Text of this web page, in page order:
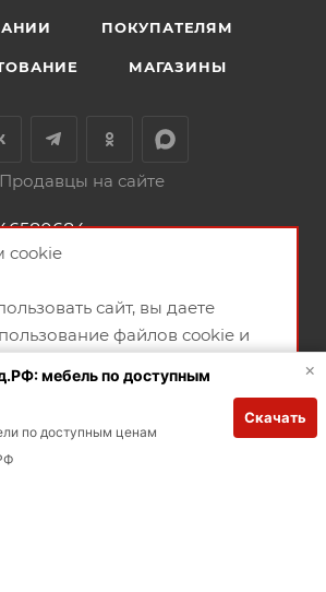
ПОКУПАТЕЛЯМ
МАГАЗИНЫ
Продавцы на сайте
ЗАКАЗАТЬ ЗВОНОК
НАПИСАТЬ СООБЩЕНИЕ
ПУБЛИЧНАЯ ОФЕРТА
РЕКЛАМНО-ИНФОРМАЦИОННЫХ
через мобильное приложение
cookie
сайт, вы даете
файлов cookie и
×
мебель по доступным
по доступным ценам
Скачать